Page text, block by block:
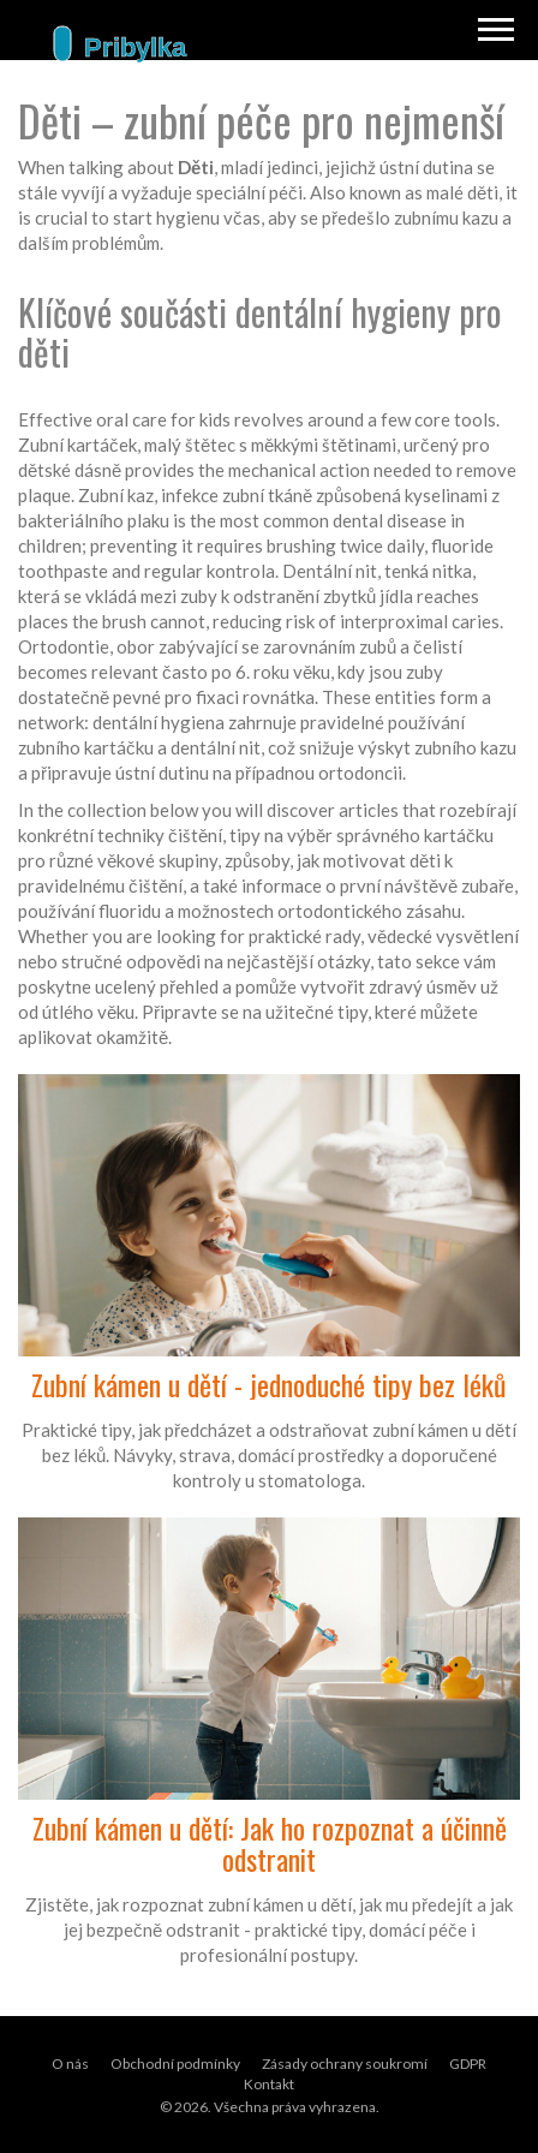
Děti – zubní péče pro nejmenší
When talking about Děti,mladí jedinci, jejichž ústní dutina se
stále vyvíjí a vyžaduje speciální péči. Also known as malé děti, it
is crucial to start hygienu včas, aby se předešlo zubnímu kazu a
dalším problémům.
Klíčové součásti dentální hygieny pro
děti
Effective oral care for kids revolves around a few core tools.
Zubní kartáček,malý štětec s měkkými štětinami, určený pro
dětské dásněprovides the mechanical action needed to remove
plaque. Zubní kaz, infekce zubní tkáně způsobená kyselinami z
bakteriálního plaku is the most common dental disease in
children; preventing it requires brushing twice daily, fluoride
toothpaste and regular kontrola. Dentální nit,tenká nitka,
která se vkládá mezi zuby k odstranění zbytků jídla reaches
places the brush cannot, reducing risk of interproximal caries.
Ortodontie,obor zabývající se zarovnáním zubů a čelistí
becomes relevant často po 6. roku věku, kdy jsou zuby
dostatečně pevné pro fixaci rovnátka. These entities form a
network: dentální hygiena zahrnuje pravidelné používání
zubního kartáčku a dentální nit, což snižuje výskyt zubního kazu
a připravuje ústní dutinu na případnou ortodoncii.
In the collection below you will discover articles that rozebírají
konkrétní techniky čištění, tipy na výběr správného kartáčku
pro různé věkové skupiny, způsoby, jak motivovat děti k
pravidelnému čištění, a také informace o první návštěvě zubaře,
používání fluoridu a možnostech ortodontického zásahu.
Whether you are looking for praktické rady, vědecké vysvětlení
nebo stručné odpovědi na nejčastější otázky, tato sekce vám
poskytne ucelený přehled a pomůže vytvořit zdravý úsměv už
od útlého věku. Připravte se na užitečné tipy, které můžete
aplikovat okamžitě.
Zubní kámen u dětí - jednoduché tipy bez léků
Praktické tipy, jak předcházet a odstraňovat zubní kámen u dětí
bez léků. Návyky, strava, domácí prostředky a doporučené
kontroly u stomatologa.
Zubní kámen u dětí: Jak ho rozpoznat a účinně
odstranit
Zjistěte, jak rozpoznat zubní kámen u dětí, jak mu předejít a jak
jej bezpečně odstranit - praktické tipy, domácí péče i
profesionální postupy.
O nás Obchodní podmínky Zásady ochrany soukromí
GDPR
Kontakt
© 2026. Všechna práva vyhrazena.